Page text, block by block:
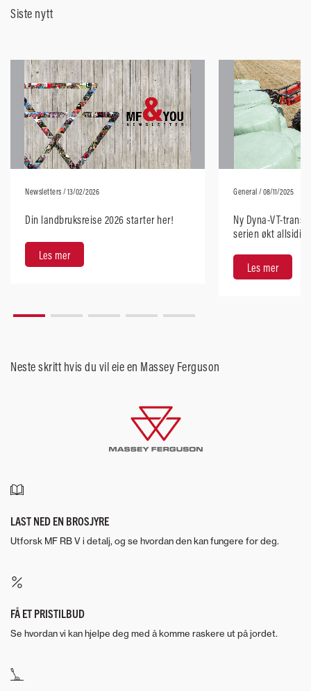
Siste nytt
Newsletters / 13/02/2026
Din landbruksreise 2026 starter her!
Les mer
General / 08/11/2025
Ny Dyna-VT-
serien økt
Les mer
Neste skritt hvis du vil eie en Massey Ferguson
LAST NED EN BROSJYRE
Utforsk MF RB V i detalj, og se hvordan den kan fungere for deg.
FÅ ET PRISTILBUD
Se hvordan vi kan hjelpe deg med å komme raskere ut på jordet.